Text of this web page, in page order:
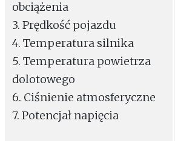
obciążenia
3. Prędkość pojazdu
4. Temperatura silnika
5. Temperatura powietrza
dolotowego
6. Ciśnienie atmosferyczne
7. Potencjał napięcia